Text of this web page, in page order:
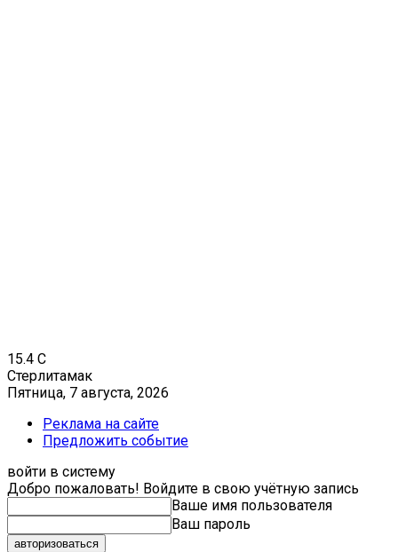
15.4 C
Стерлитамак
Пятница, 7 августа, 2026
Реклама на сайте
Предложить событие
войти в систему
Добро пожаловать! Войдите в свою учётную запись
Ваше имя пользователя
Ваш пароль